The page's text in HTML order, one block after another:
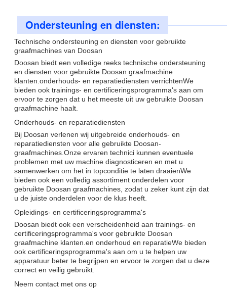
Ondersteuning en diensten:
Technische ondersteuning en diensten voor gebruikte
graafmachines van Doosan
Doosan biedt een volledige reeks technische ondersteuning
en diensten voor gebruikte Doosan graafmachine
klanten.onderhouds- en reparatiediensten verrichtenWe
bieden ook trainings- en certificeringsprogramma's aan om
ervoor te zorgen dat u het meeste uit uw gebruikte Doosan
graafmachine haalt.
Onderhouds- en reparatiediensten
Bij Doosan verlenen wij uitgebreide onderhouds- en
reparatiediensten voor alle gebruikte Doosan-
graafmachines.Onze ervaren technici kunnen eventuele
problemen met uw machine diagnosticeren en met u
samenwerken om het in topconditie te laten draaienWe
bieden ook een volledig assortiment onderdelen voor
gebruikte Doosan graafmachines, zodat u zeker kunt zijn dat
u de juiste onderdelen voor de klus heeft.
Opleidings- en certificeringsprogramma's
Doosan biedt ook een verscheidenheid aan trainings- en
certificeringsprogramma's voor gebruikte Doosan
graafmachine klanten.en onderhoud en reparatieWe bieden
ook certificeringsprogramma's aan om u te helpen uw
apparatuur beter te begrijpen en ervoor te zorgen dat u deze
correct en veilig gebruikt.
Neem contact met ons op